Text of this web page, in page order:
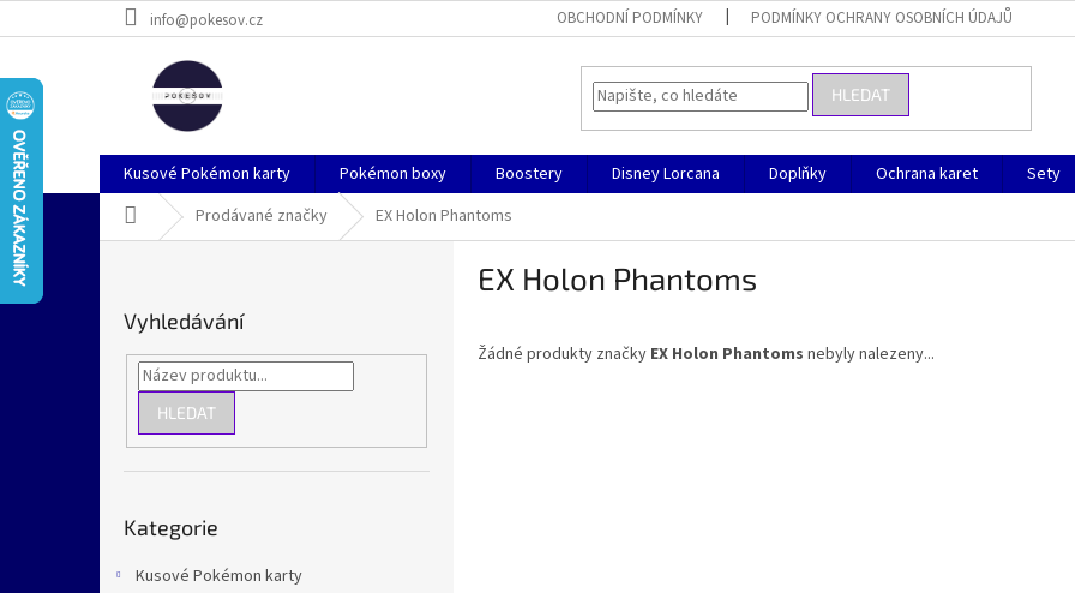
na
info@pokesov.cz OBCHODNÍ PODMÍNKY PODMÍNKY OCHRANY OSOBNÍCH ÚDAJŮ
HLEDAT
Kusové Pokémon karty Pokémon boxy Boostery Disney Lorcana Doplňky Ochrana karet
Sety
Domů Prodávané značky EX Holon Phantoms
Vyhledávání
HLEDAT
kategorie
Kategorie
Kusové Pokémon karty
EX Holon Phantoms
Žádné produkty značky EX Holon Phantoms nebyly nalezeny...